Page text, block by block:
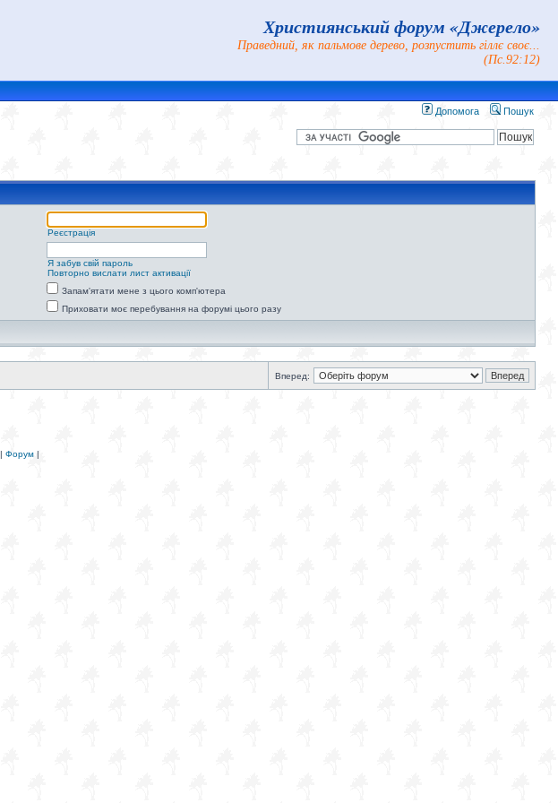
Християнський форум «Джерело»
Праведний, як пальмове дерево, розпустить гіллє своє...
(Пс.92:12)
Допомога Пошук
Реєстрація
Я забув свій пароль
Повторно вислати лист активації
Запам'ятати мене з цього комп'ютера
Приховати моє перебування на форумі цього разу
Вперед:
| Форум |